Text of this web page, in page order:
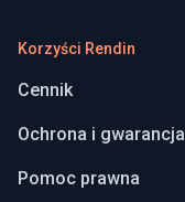
Korzyści Rendin
Cennik
Ochrona i gwarancja
Pomoc prawna